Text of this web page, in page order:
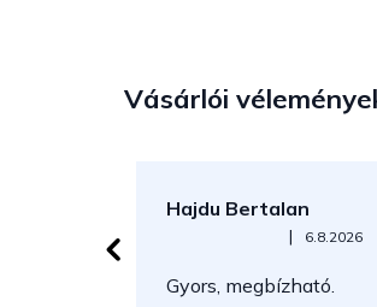
Vásárlói
Hajdu Bertalan
Az áruház értékelése 5-
| 6.8.2026
Gyors, megbízható.